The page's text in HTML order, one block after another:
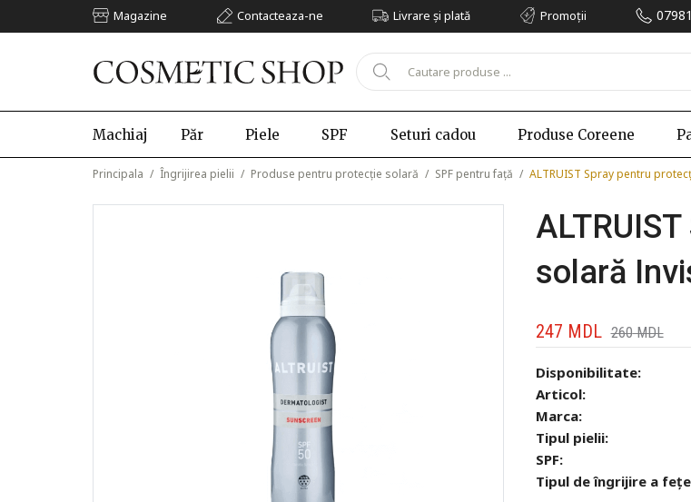
Magazine Contacteaza-ne Livrare și plată Promoții
Machiaj Păr Piele SPF Seturi cadou Produse Coreene
Principala / Îngrijirea pielii / Produse pentru protecție solară / SPF pentru față / ALTRUIST Spray pentru
solară
247 MDL 260MDL
Disponibilitate:
Articol:
Marca:
Tipul pielii:
SPF:
Tipul de îngrijire a